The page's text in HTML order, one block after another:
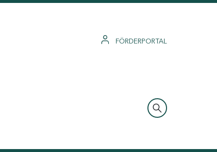
FÖRDERPORTAL